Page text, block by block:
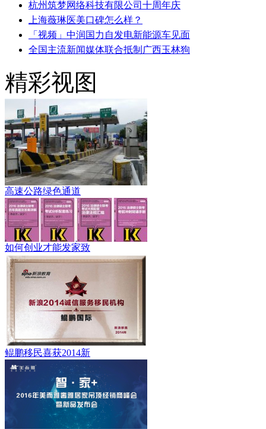
杭州筑梦网络科技有限公司十周年庆
上海薇琳医美口碑怎么样？
「视频」中润国力自发电新能源车见面
全国主流新闻媒体联合抵制广西玉林狗
精彩视图
高速公路绿色通道
如何创业才能发家致
鲲鹏移民喜获2014新